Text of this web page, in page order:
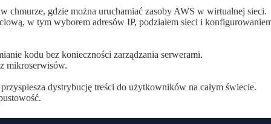
chmurze, gdzie można uruchamiać zasoby AWS w wirtualnej sieci.
w tym wyborem adresów IP, podziałem sieci i
kodu bez konieczności zarządzania serwerami.
mikroserwisów.
dystrybucję treści do użytkowników na całym świecie.